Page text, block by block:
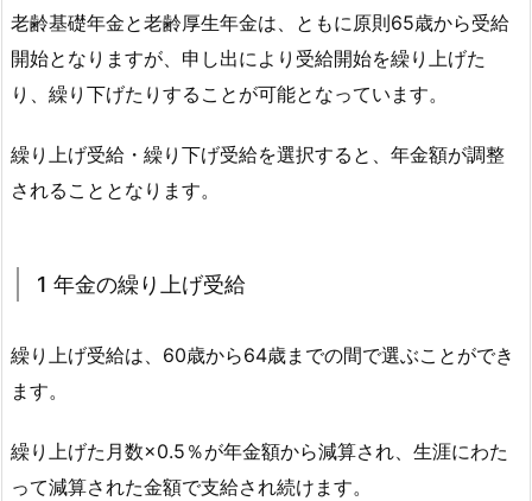
老齢基礎年金と老齢厚生年金は、ともに原則65歳から受給
開始となりますが、申し出により受給開始を繰り上げた
り、繰り下げたりすることが可能となっています。
繰り上げ受給・繰り下げ受給を選択すると、年金額が調整
されることとなります。
1 年金の繰り上げ受給
繰り上げ受給は、60歳から64歳までの間で選ぶことができ
ます。
繰り上げた月数×0.5％が年金額から減算され、生涯にわた
って減算された金額で支給され続けます。